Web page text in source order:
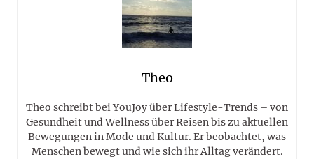
Theo
Theo schreibt bei YouJoy über Lifestyle-Trends – von
Gesundheit und Wellness über Reisen bis zu aktuellen
Bewegungen in Mode und Kultur. Er beobachtet, was
Menschen bewegt und wie sich ihr Alltag verändert.